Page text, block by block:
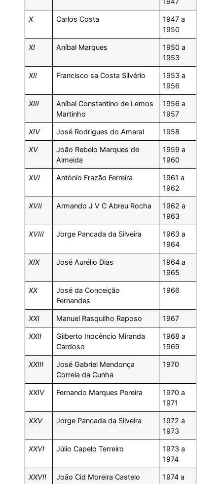
X Carlos Costa
1947 a
1950
XI Aníbal Marques
1950 a
1953
XII Francisco sa Costa Silvério
1953 a
1956
XIII
Aníbal Constantino de Lemos
Martinho
1956 a
1957
XIV José Rodrigues do Amaral 1958
XV
João Rebelo Marques de
Almeida
1959 a
1960
XVI António Frazão Ferreira
1961 a
1962
XVII Armando J V C Abreu Rocha
1962 a
1963
XVIII Jorge Pancada da Silveira
1963 a
1964
XIX José Aurélio Dias
1964 a
1965
XX
José da Conceição
Fernandes
1966
XXI Manuel Rasquilho Raposo 1967
XXII
Gilberto Inocêncio Miranda
Cardoso
1968 a
1969
XXIII
José Gabriel Mendonça
Correia da Cunha
1970
XXIV Fernando Marques Pereira
1970 a
1971
XXV Jorge Pancada da Silveira
1972 a
1973
XXVI Júlio Capelo Terreiro
1973 a
1974
XXVII
João Cid Moreira Castelo
1974 a